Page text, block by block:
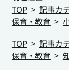
TOP
記事カ
保育・教育
TOP
記事カ
保育・教育